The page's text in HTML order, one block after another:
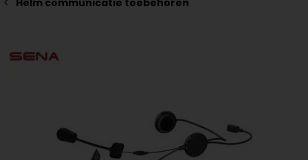
Helm communicatie toebehoren